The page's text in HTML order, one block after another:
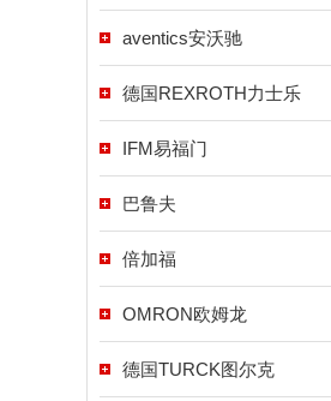
aventics安沃驰
德国REXROTH力士乐
IFM易福门
巴鲁夫
倍加福
OMRON欧姆龙
德国TURCK图尔克